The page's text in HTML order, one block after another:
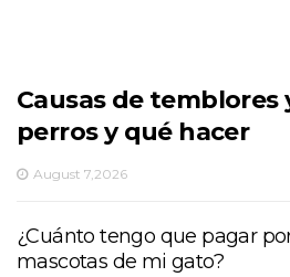
Causas de temblores
perros y qué hacer
August 7,2026
¿Cuánto tengo que pagar
mascotas de mi gato?